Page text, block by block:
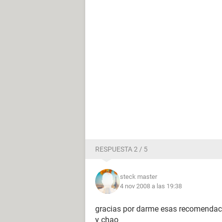
RESPUESTA 2 / 5
steck master
4 nov 2008 a las 19:38
gracias por darme esas
y chao